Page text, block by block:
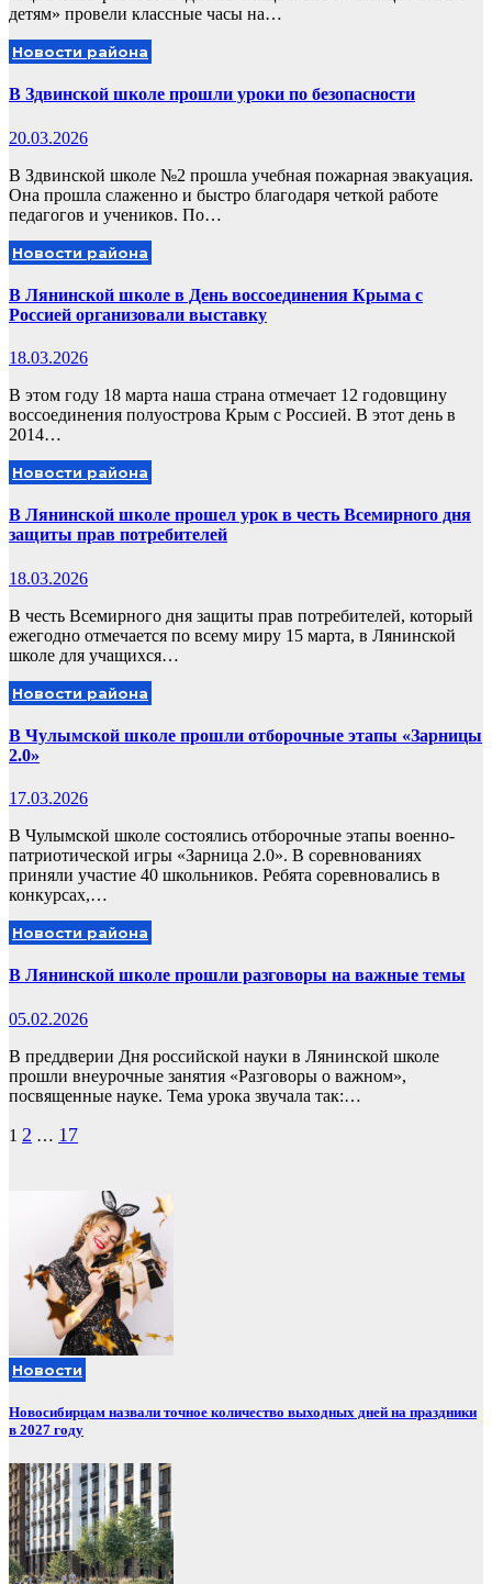
детям» провели классные часы на…
Новости района
В Здвинской школе прошли уроки по безопасности
20.03.2026
В Здвинской школе №2 прошла учебная пожарная эвакуация.
Она прошла слаженно и быстро благодаря четкой работе
педагогов и учеников. По…
Новости района
В Лянинской школе в День воссоединения Крыма с
Россией организовали выставку
18.03.2026
В этом году 18 марта наша страна отмечает 12 годовщину
воссоединения полуострова Крым с Россией. В этот день в
2014…
Новости района
В Лянинской школе прошел урок в честь Всемирного дня
защиты прав потребителей
18.03.2026
В честь Всемирного дня защиты прав потребителей, который
ежегодно отмечается по всему миру 15 марта, в Лянинской
школе для учащихся…
Новости района
В Чулымской школе прошли отборочные этапы «Зарницы
2.0»
17.03.2026
В Чулымской школе состоялись отборочные этапы военно-
патриотической игры «Зарница 2.0». В соревнованиях
приняли участие 40 школьников. Ребята соревновались в
конкурсах,…
Новости района
В Лянинской школе прошли разговоры на важные темы
05.02.2026
В преддверии Дня российской науки в Лянинской школе
прошли внеурочные занятия «Разговоры о важном»,
посвященные науке. Тема урока звучала так:…
Пагинация
1 2 … 17
Новости
Новосибирцам назвали точное количество выходных дней на праздники
в 2027 году